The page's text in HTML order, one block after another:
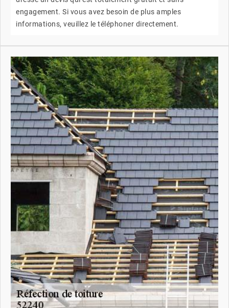
engagement. Si vous avez besoin de plus amples
informations, veuillez le téléphoner directement.